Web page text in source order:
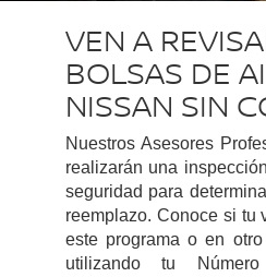
VEN A
BOLSAS DE
NISSAN SIN
Nuestros Asesores
realizarán una
seguridad para
reemplazo. Conoce si tu
este programa o en
utilizando tu